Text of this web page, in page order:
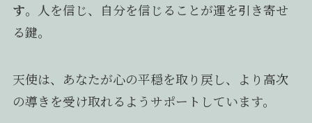
す。人を信じ、自分を信じることが運を引き寄せ
る鍵。
天使は、あなたが心の平穏を取り戻し、より高次
の導きを受け取れるようサポートしています。